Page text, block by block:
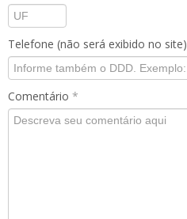
Telefone (não será exibido no site)
Comentário *